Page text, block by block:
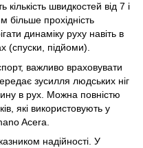
швидкостей від 7 і
більше прохідність
динаміку руху навіть в
(спуски, підйоми).
важливо враховувати
зусилля людських ніг
в рух. Можна повністю
які використовують у
Acera.
надійності. У